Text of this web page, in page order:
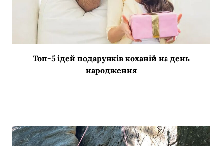
Топ-5 ідей подарунків коханій на день
народження